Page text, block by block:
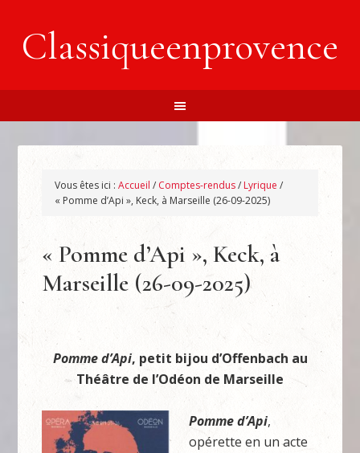
Classiqueenprovence
Vous êtes ici :Accueil / Comptes-rendus/ Lyrique /
« Pomme d’Api », Keck, à Marseille (26-09-2025)
« Pomme d’Api », Keck, à
Marseille (26-09-2025)
Pomme d’Api, petit bijou d’Offenbach au
Théâtre de l’Odéon de Marseille
Pomme d’Api,
opérette en un acte